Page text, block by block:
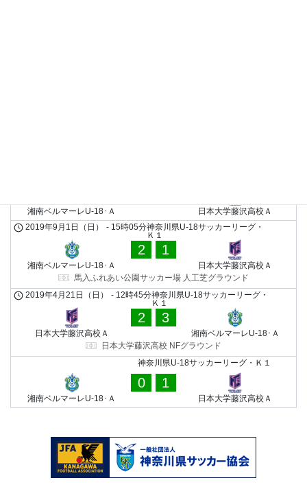
湘南ベルマーレU-18･Ａ
日本大学藤沢高校Ａ
神奈川県U-18サッカーリーグ・
Ｋ１
2019年9月1日（日） - 15時05分
湘南ベルマーレU-18･Ａ
2 1
日本大学藤沢高校Ａ
馬入ふれあい公園サッカー場 人工芝グラウンド
神奈川県U-18サッカーリーグ・
Ｋ１
2019年4月21日（日） - 12時45分
日本大学藤沢高校Ａ
2 3
湘南ベルマーレU-18･Ａ
日本大学藤沢高校 NFグラウンド
神奈川県U-18サッカーリーグ・Ｋ１
湘南ベルマーレU-18･Ａ
0 1
日本大学藤沢高校Ａ